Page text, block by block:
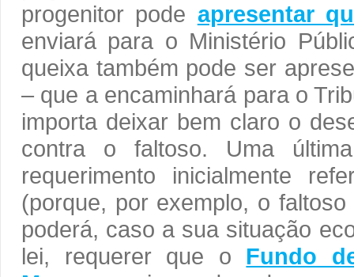
progenitor pode apresentar
enviará para o Ministério
queixa também pode ser
– que a encaminhará para o
importa deixar bem claro o
contra o faltoso. Uma
requerimento inicialmente
(porque, por exemplo, o
poderá, caso a sua situação
lei, requerer que o Fundo